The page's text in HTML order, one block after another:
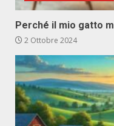
Perché il mio gatto
2 Ottobre 2024